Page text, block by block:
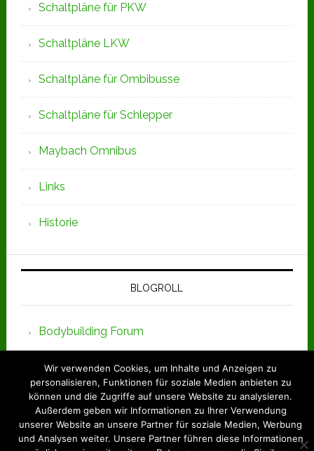
Schaltpläne für PKW
Schaltpläne LKW
Schaltpläne für Ombibusse
Schaltpläne für Schlepper
Maybach Omnibus
Links
Historie
BLOGROLL
Bodybuilding Forum
© 2026 D-Rad.de ·INetworxx.de
Wir verwenden Cookies, um Inhalte und Anzeigen zu
personalisieren, Funktionen für soziale Medien anbieten zu
können und die Zugriffe auf unsere Website zu analysieren.
Außerdem geben wir Informationen zu Ihrer Verwendung
unserer Website an unsere Partner für soziale Medien, Werbung
und Analysen weiter. Unsere Partner führen diese Informationen